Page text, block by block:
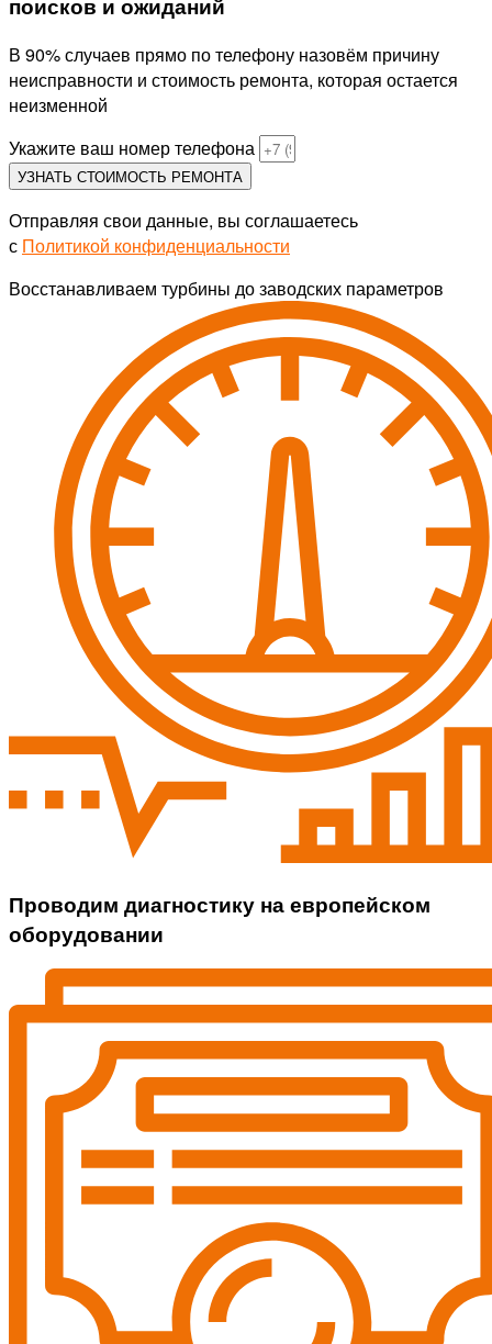
поисков и ожиданий
В 90% случаев прямо по телефону назовём причину
неисправности и стоимость ремонта, которая остается
неизменной
Укажите ваш номер телефона
УЗНАТЬ СТОИМОСТЬ РЕМОНТА
Отправляя свои данные, вы соглашаетесь
с Политикой конфиденциальности
Восстанавливаем турбины до заводских параметров
Проводим диагностику на европейском
оборудовании